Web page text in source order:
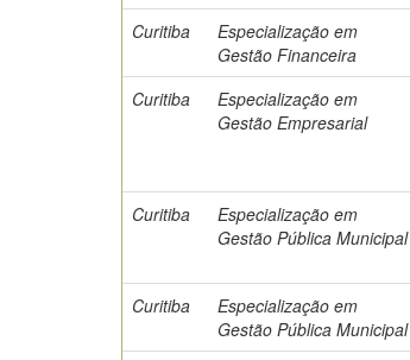
Curitiba
Especialização em
Gestão Financeira
Curitiba
Especialização em
Gestão Empresarial
Curitiba
Especialização em
Gestão Pública Municipal
Curitiba
Especialização em
Gestão Pública Municipal